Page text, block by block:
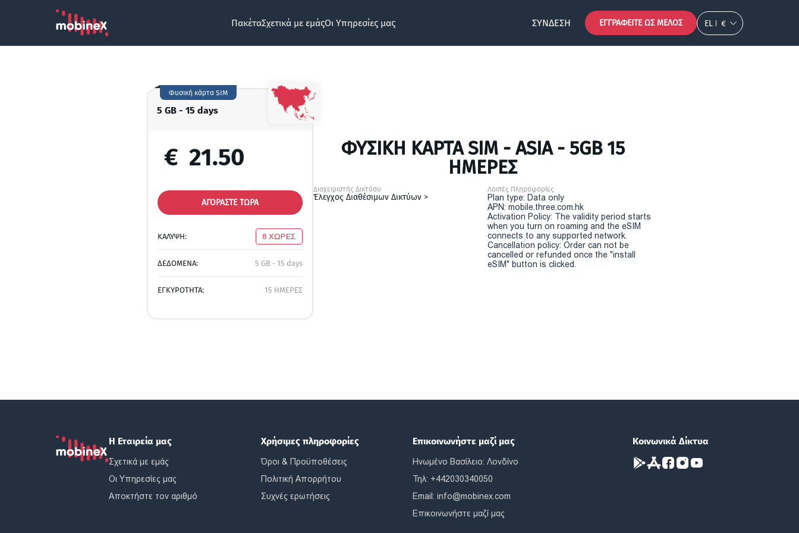
ΠακέταΣχετικά με εμάςΟι Υπηρεσίες μας ΣΎΝΔΕΣΗ ΕΓΓΡΑΦΕΊΤΕ ΩΣ ΜΈΛΟΣ EL €
5 GB - 15 days
Φυσική κάρτα SIM
€ 21.50
ΑΓΟΡΑΣΤΕ ΤΩΡΑ
ΚΑΛΥΨΗ: 8 ΧΩΡΕΣ
ΔΕΔΟΜΕΝΑ: 5 GB - 15 days
ΕΓΚΥΡΟΤΗΤΑ: 15 ΗΜΕΡΕΣ
ΦΥΣΙΚΉ ΚΆΡΤΑ SIM - ASIA - 5GB 15
ΗΜΕΡΕΣ
Διαχειριστής Δικτύου
Έλεγχος Διαθέσιμων Δικτύων >
Λοιπές Πληροφορίες
Plan type: Data only
APN: mobile.three.com.hk
Activation Policy: The validity period starts
when you turn on roaming and the eSIM
connects to any supported network.
Cancellation policy: Order can not be
cancelled or refunded once the "install
eSIM" button is clicked.
Η Εταιρεία μας
Σχετικά με εμάς
Οι Υπηρεσίες μας
Αποκτήστε τον αριθμό
Χρήσιμες πληροφορίες
Όροι & Προϋποθέσεις
Πολιτική Απορρήτου
Συχνές ερωτήσεις
Επικοινωνήστε μαζί μας
Ηνωμένο Βασίλειο: Λονδίνο
Τηλ: +442030340050
Email:info@mobinex.com
Επικοινωνήστε μαζί μας
Κοινωνικά Δίκτυα